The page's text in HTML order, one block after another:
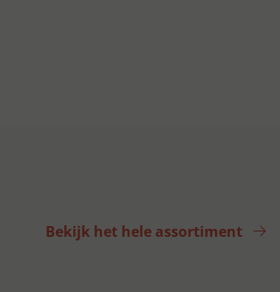
Bekijk het hele assortiment